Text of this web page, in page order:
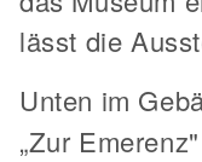
lässt die
Unten im
„Zur